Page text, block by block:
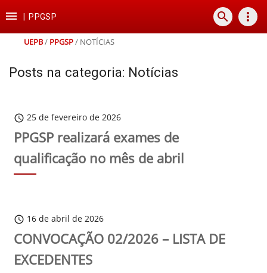
para
conteúdo
para
para
para
rodapé
 PPGSP search more_vert
UEPB/ PPGSP/ NOTÍCIAS
Posts na categoria: Notícias
schedule 25 de fevereiro de 2026
PPGSP realizará exames de
qualificação no mês de abril
schedule 16 de abril de 2026
CONVOCAÇÃO 02/2026 – LISTA DE
EXCEDENTES